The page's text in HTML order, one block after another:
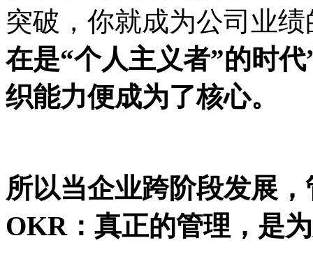
突破，你就成为公司业
在是“个人主义者”的时代
织能力便成为了核心。
所以当企业跨阶段发展
OKR：真正的管理，是